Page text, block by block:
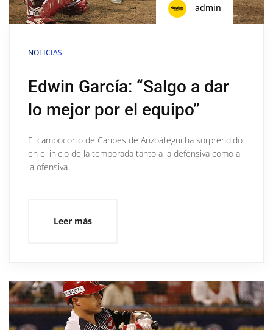
admin
NOTICIAS
Edwin García: “Salgo a dar
lo mejor por el equipo”
El campocorto de Caribes de Anzoátegui ha sorprendido
en el inicio de la temporada tanto a la defensiva como a
la ofensiva
Leer más